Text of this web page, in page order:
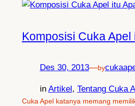
Komposisi Cuka Apel
Des 30, 2013—by
in Artikel, Tentang Cuka
Cuka Apel katanya memang